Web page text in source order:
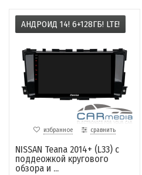
АНДРОИД 14! 6+128ГБ! LTE!
избранное сравнить
NISSAN Teana 2014+ (L33) с
поддеожкой кругового
обзора и ...